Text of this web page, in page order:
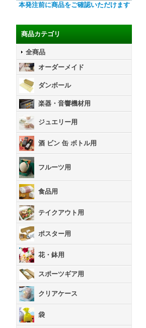
本発注前に商品をご確認いただけます
商品カテゴリ
全商品
オーダーメイド
ダンボール
楽器・音響機材用
ジュエリー用
酒 ビン 缶 ボトル用
フルーツ用
食品用
テイクアウト用
ポスター用
花・鉢用
スポーツギア用
クリアケース
袋